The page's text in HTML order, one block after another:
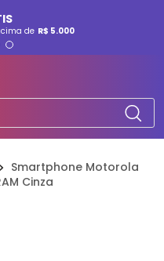
de R$ 5.000
Smartphone Motorola
Cinza